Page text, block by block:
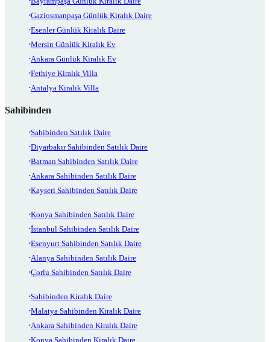
Gaziosmanpaşa Günlük Kiralık Daire
Esenler Günlük Kiralık Daire
Mersin Günlük Kiralık Ev
Ankara Günlük Kiralık Ev
Fethiye Kiralık Villa
Antalya Kiralık Villa
Sahibinden
Sahibinden Satılık Daire
Diyarbakır Sahibinden Satılık Daire
Batman Sahibinden Satılık Daire
Ankara Sahibinden Satılık Daire
Kayseri Sahibinden Satılık Daire
Konya Sahibinden Satılık Daire
İstanbul Sahibinden Satılık Daire
Esenyurt Sahibinden Satılık Daire
Alanya Sahibinden Satılık Daire
Çorlu Sahibinden Satılık Daire
Sahibinden Kiralık Daire
Malatya Sahibinden Kiralık Daire
Ankara Sahibinden Kiralık Daire
Konya Sahibinden Kiralık Daire